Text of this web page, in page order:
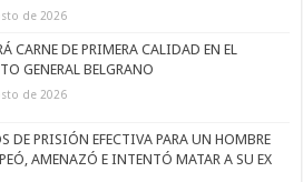
de 2026
CARNE DE PRIMERA CALIDAD EN EL
GENERAL BELGRANO
de 2026
DE PRISIÓN EFECTIVA PARA UN HOMBRE
AMENAZÓ E INTENTÓ MATAR A SU EX